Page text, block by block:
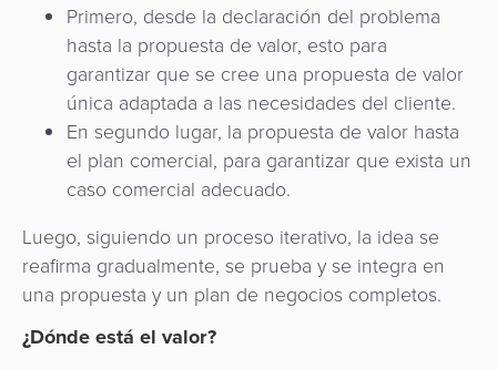
eGobierno
eWallet
Fidelización
Microfinanza
Administración
de
Cajeros
Automáticos
propinas
eGobierno
Cobro
automatizado
de
tarifas
Plataforma
de
Venta
como
Servicio
Primero, desde la declaración del problema
hasta la propuesta de valor, esto para
garantizar que se cree una propuesta de valor
única adaptada a las necesidades del cliente.
En segundo lugar, la propuesta de valor hasta
el plan comercial, para garantizar que exista un
caso comercial adecuado.
Luego, siguiendo un proceso iterativo, la idea se
reafirma gradualmente, se prueba y se integra en
una propuesta y un plan de negocios completos.
¿Dónde está el valor?